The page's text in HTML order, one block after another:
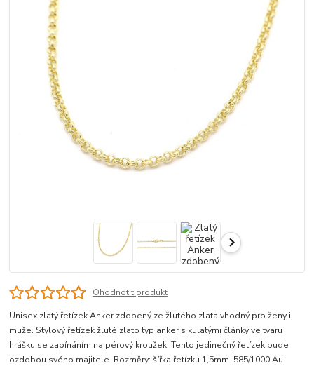
Ohodnotit produkt
Unisex zlatý řetízek Anker zdobený ze žlutého zlata vhodný pro ženy i
muže. Stylový řetízek žluté zlato typ anker s kulatými články ve tvaru
hrášku se zapínáním na pérový kroužek. Tento jedinečný řetízek bude
ozdobou svého majitele. Rozměry: šířka řetízku 1,5mm. 585/1000 Au